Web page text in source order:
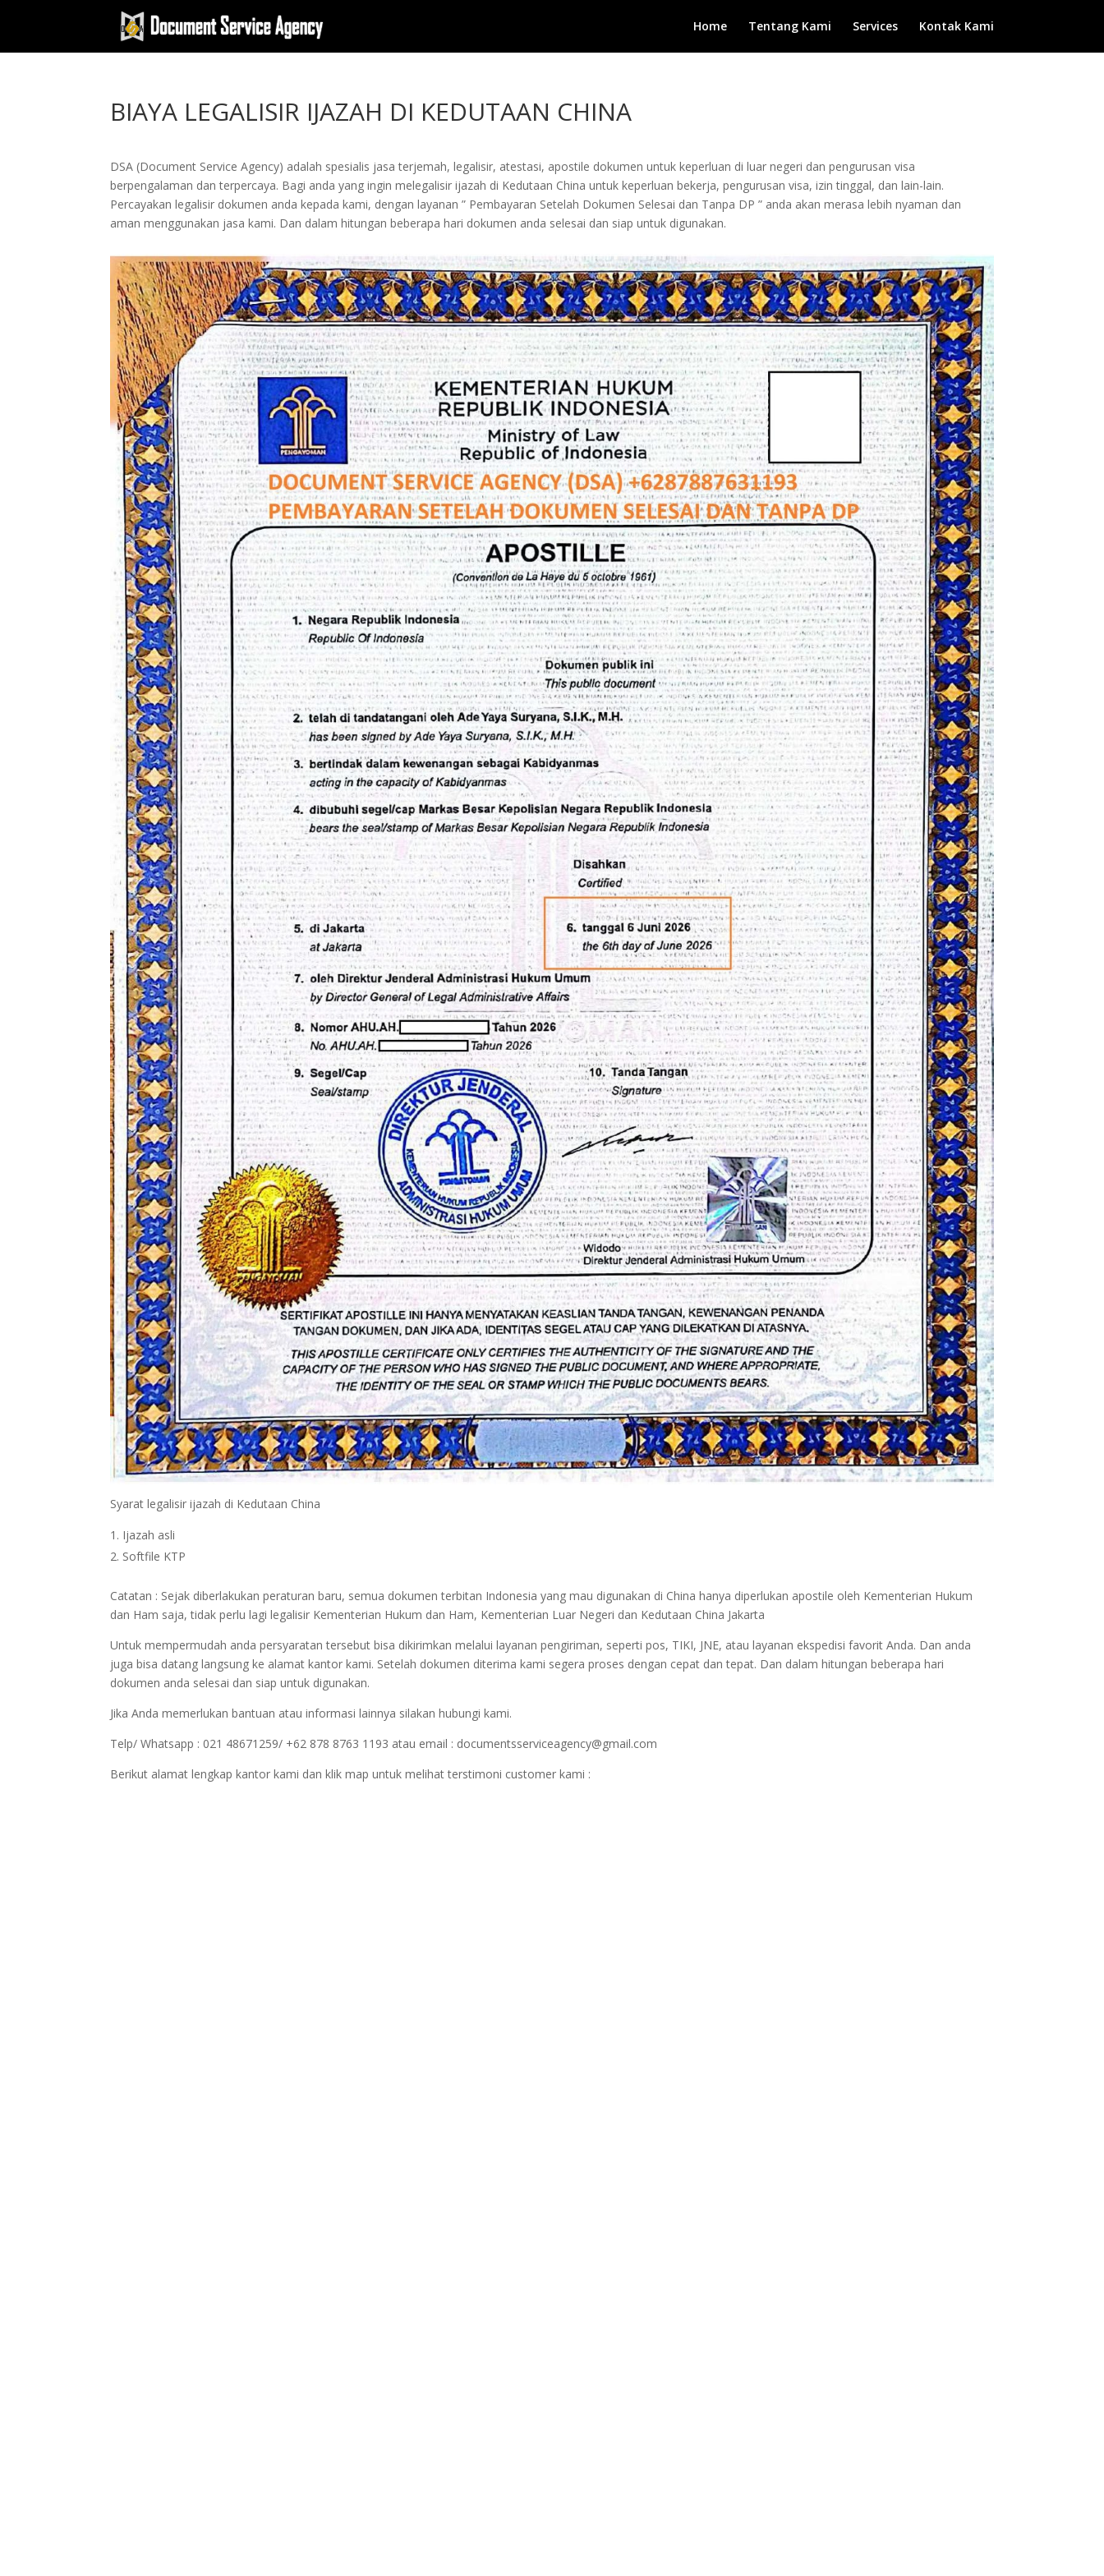
Home Tentang Kami Services Kontak Kami
BIAYA LEGALISIR IJAZAH DI KEDUTAAN CHINA
DSA (Document Service Agency) adalah spesialis jasa terjemah, legalisir, atestasi, apostile dokumen untuk keperluan di luar negeri dan pengurusan visa
berpengalaman dan terpercaya. Bagi anda yang ingin melegalisir ijazah di Kedutaan China untuk keperluan bekerja, pengurusan visa, izin tinggal, dan lain-lain.
Percayakan legalisir dokumen anda kepada kami, dengan layanan ” Pembayaran Setelah Dokumen Selesai dan Tanpa DP ” anda akan merasa lebih nyaman dan
aman menggunakan jasa kami. Dan dalam hitungan beberapa hari dokumen anda selesai dan siap untuk digunakan.
Syarat legalisir ijazah di Kedutaan China
Ijazah asli
Softfile KTP
Catatan : Sejak diberlakukan peraturan baru, semua dokumen terbitan Indonesia yang mau digunakan di China hanya diperlukan apostile oleh Kementerian Hukum
dan Ham saja, tidak perlu lagi legalisir Kementerian Hukum dan Ham, Kementerian Luar Negeri dan Kedutaan China Jakarta
Untuk mempermudah anda persyaratan tersebut bisa dikirimkan melalui layanan pengiriman, seperti pos, TIKI, JNE, atau layanan ekspedisi favorit Anda. Dan anda
juga bisa datang langsung ke alamat kantor kami. Setelah dokumen diterima kami segera proses dengan cepat dan tepat. Dan dalam hitungan beberapa hari
dokumen anda selesai dan siap untuk digunakan.
Jika Anda memerlukan bantuan atau informasi lainnya silakan hubungi kami.
Telp/ Whatsapp : 021 48671259/ +62 878 8763 1193 atau email : documentsserviceagency@gmail.com
Berikut alamat lengkap kantor kami dan klik map untuk melihat terstimoni customer kami :